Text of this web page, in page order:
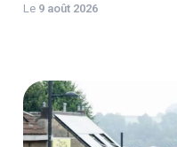
Le 9 août 2026